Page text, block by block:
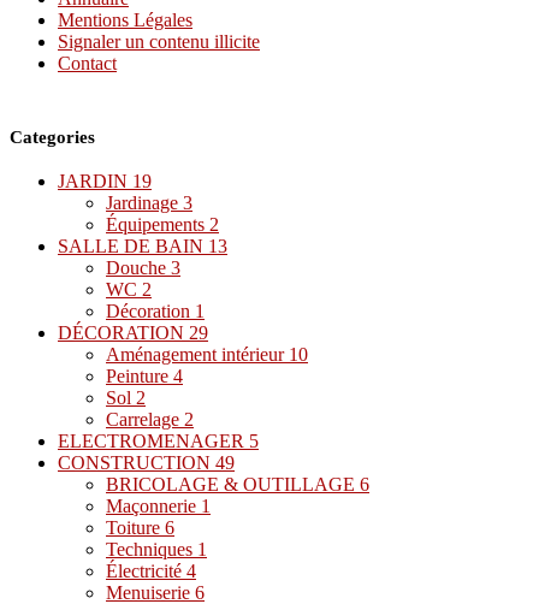
Mentions Légales
Signaler un contenu illicite
Contact
Categories
JARDIN 19
Jardinage 3
Équipements 2
SALLE DE BAIN 13
Douche 3
WC 2
Décoration 1
DÉCORATION 29
Aménagement intérieur 10
Peinture 4
Sol 2
Carrelage 2
ELECTROMENAGER 5
CONSTRUCTION 49
BRICOLAGE & OUTILLAGE 6
Maçonnerie 1
Toiture 6
Techniques 1
Électricité 4
Menuiserie 6